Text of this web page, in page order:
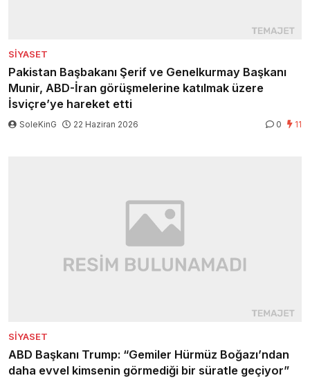
SIYASET
Pakistan Başbakanı Şerif ve Genelkurmay Başkanı
Munir, ABD-İran görüşmelerine katılmak üzere
İsviçre’ye hareket etti
SoleKinG 22 Haziran 2026 0 11
SIYASET
ABD Başkanı Trump: “Gemiler Hürmüz Boğazı’ndan
daha evvel kimsenin görmediği bir süratle geçiyor”